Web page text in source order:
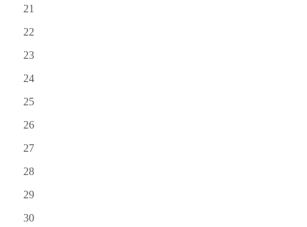
21
22
23
24
25
26
27
28
29
30